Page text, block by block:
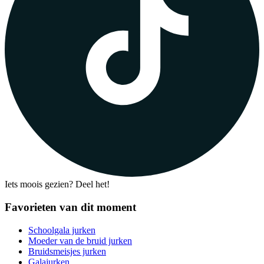
Iets moois gezien? Deel het!
Favorieten van dit moment
Schoolgala jurken
Moeder van de bruid jurken
Bruidsmeisjes jurken
Galajurken